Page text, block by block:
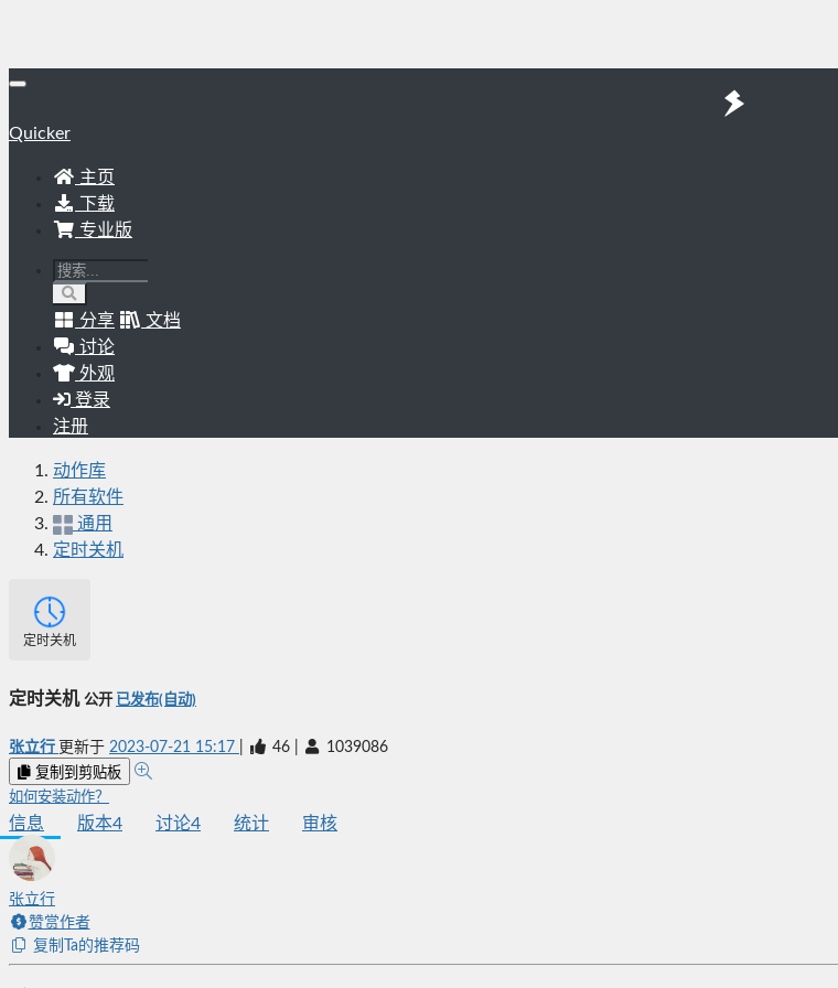
Quicker
主页
下载
专业版
分享
文档
讨论
外观
登录
注册
动作库
所有软件
通用
定时关机
定时关机
定时关机 公开 已发布(自动)
张立行 更新于 2023-07-21 15:17 46 1039086
复制到剪贴板
如何安装动作？
信息 版本4 讨论4 统计 审核
张立行
赞赏作者
复制Ta的推荐码